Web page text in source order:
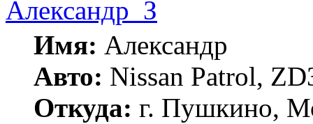
Александр_З
Имя: Александр
Авто: Nissan Patrol,
Откуда: г. Пушкино,